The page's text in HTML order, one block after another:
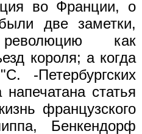
во Франции, о
две заметки,
как
короля; а когда
-Петербургских
статья
французского
Бенкендорф